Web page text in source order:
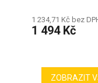
1 234,71 Kč bez
1 494 Kč
ZOBRAZIT